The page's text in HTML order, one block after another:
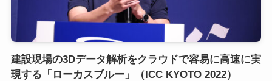
建設現場の3Dデータ解析をクラウドで容易に高速に実
現する「ローカスブルー」（ICC KYOTO 2022）